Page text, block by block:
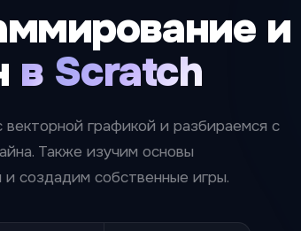
и
в Scratch
векторной графикой и разбираемся с
Также изучим основы
и создадим собственные игры.